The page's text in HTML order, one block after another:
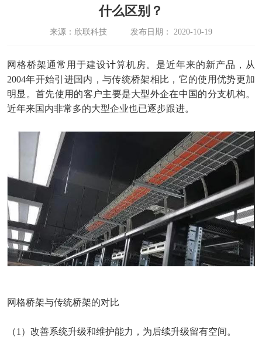
什么区别？
来源：欣联科技 发布日期： 2020-10-19
网格桥架通常用于建设计算机房。 是近年来的新产品，从
2004年开始引进国内， 与传统桥架相比， 它的使用优势更加
明显。首先使用的客户主要是大型外企在中国的分支机构。
近年来国内非常多的大型企业也已逐步跟进。
网格桥架与传统桥架的对比
（1）改善系统升级和维护能力，为后续升级留有空间。